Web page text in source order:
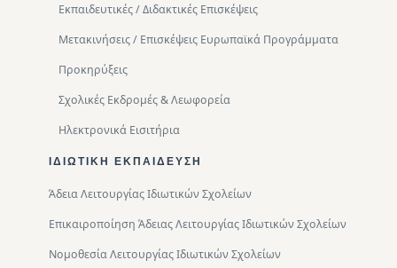
Εκπαιδευτικές / Διδακτικές Επισκέψεις
Μετακινήσεις / Επισκέψεις Ευρωπαϊκά Προγράμματα
Προκηρύξεις
Σχολικές Εκδρομές & Λεωφορεία
Ηλεκτρονικά Εισιτήρια
ΙΔΙΩΤΙΚΉ ΕΚΠΑΊΔΕΥΣΗ
Άδεια Λειτουργίας Ιδιωτικών Σχολείων
Επικαιροποίηση Άδειας Λειτουργίας Ιδιωτικών Σχολείων
Νομοθεσία Λειτουργίας Ιδιωτικών Σχολείων